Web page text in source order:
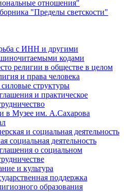
отношения"
"Пределы светскости"
с ИНН и другими
кодами
религии в обществе в целом
и права человека
структуры
и практическое
в Музее им. А.Сахарова
и социальная деятельность
социальная деятельность
о социальном
и культура
поддержка
образования